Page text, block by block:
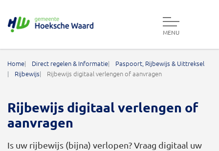
MENU
Home Direct regelen & Informatie
Paspoort, Rijbewijs & Uittreksel
Rijbewijs
Rijbewijs digitaal verlengen of aanvragen
Rijbewijs digitaal verlengen of
aanvragen
Is uw rijbewijs (bijna) verlopen? Vraag digitaal uw